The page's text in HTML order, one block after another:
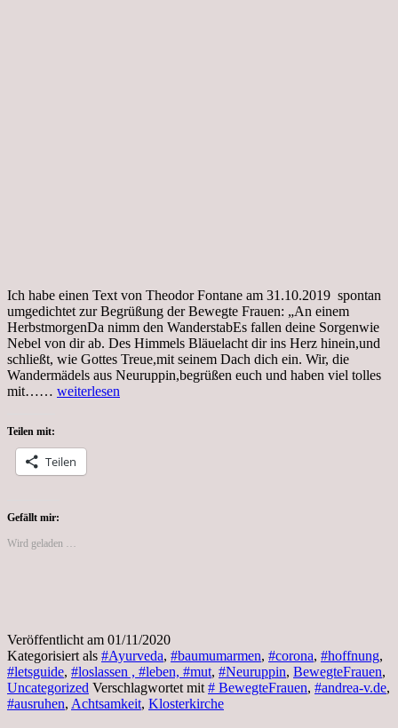
Ich habe einen Text von Theodor Fontane am 31.10.2019 spontan
umgedichtet zur Begrüßung der Bewegte Frauen: „An einem
HerbstmorgenDa nimm den WanderstabEs fallen deine Sorgenwie
Nebel von dir ab. Des Himmels Bläuelacht dir ins Herz hinein,und
schließt, wie Gottes Treue,mit seinem Dach dich ein. Wir, die
Wandermädels aus Neuruppin,begrüßen euch und haben viel tolles
mit…… Tag…,
weiterlesen
Teilen mit:
Teilen
Gefällt mir:
Wird geladen …
Veröffentlicht am 01/11/2020
Kategorisiert als #Ayurveda, #baumumarmen, #corona, #hoffnung,
#letsguide, #loslassen , #leben, #mut, #Neuruppin, BewegteFrauen,
Uncategorized Verschlagwortet mit # BewegteFrauen, #andrea-v.de,
#ausruhen, Achtsamkeit, Klosterkirche